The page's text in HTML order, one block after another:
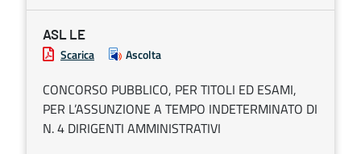
ASL LE
Scarica Ascolta
CONCORSO PUBBLICO, PER TITOLI ED ESAMI,
PER L’ASSUNZIONE A TEMPO INDETERMINATO DI
N. 4 DIRIGENTI AMMINISTRATIVI